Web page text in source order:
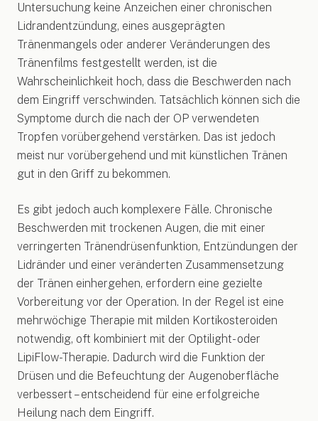
Untersuchung keine Anzeichen einer chronischen
Lidrandentzündung, eines ausgeprägten
Tränenmangels oder anderer Veränderungen des
Tränenfilms festgestellt werden, ist die
Wahrscheinlichkeit hoch, dass die Beschwerden nach
dem Eingriff verschwinden. Tatsächlich können sich die
Symptome durch die nach der OP verwendeten
Tropfen vorübergehend verstärken. Das ist jedoch
meist nur vorübergehend und mit künstlichen Tränen
gut in den Griff zu bekommen.
Es gibt jedoch auch komplexere Fälle. Chronische
Beschwerden mit trockenen Augen, die mit einer
verringerten Tränendrüsenfunktion, Entzündungen der
Lidränder und einer veränderten Zusammensetzung
der Tränen einhergehen, erfordern eine gezielte
Vorbereitung vor der Operation. In der Regel ist eine
mehrwöchige Therapie mit milden Kortikosteroiden
notwendig, oft kombiniert mit der Optilight- oder
LipiFlow-Therapie. Dadurch wird die Funktion der
Drüsen und die Befeuchtung der Augenoberfläche
verbessert – entscheidend für eine erfolgreiche
Heilung nach dem Eingriff.